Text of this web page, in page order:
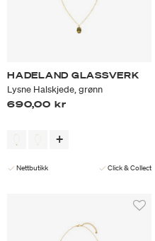
HADELAND GLASSVERK
Lysne Halskjede, grønn
690,00 kr
Nettbutikk Click & Collect